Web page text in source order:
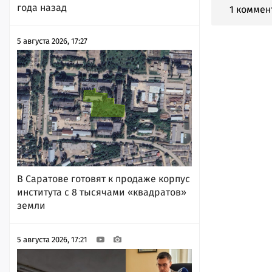
года назад
5 августа 2026, 17:27
В Саратове готовят к продаже корпус
института с 8 тысячами «квадратов»
земли
5 августа 2026, 17:21
1